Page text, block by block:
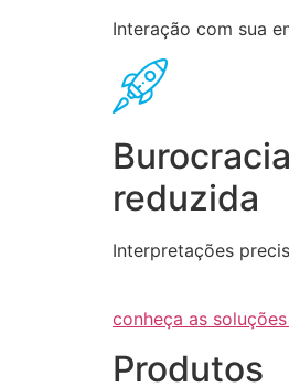
Interação com sua
Burocracia
reduzida
Interpretações
conheça as
Produtos